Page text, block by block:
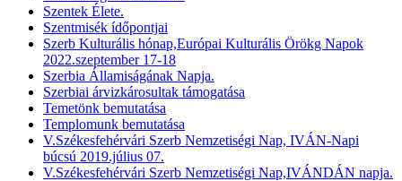
Szentek Élete.
Szentmisék ídőpontjai
Szerb Kulturális hónap,Európai Kulturális Örökg Napok
2022.szeptember 17-18
Szerbia Államiságának Napja.
Szerbiai árvizkárosultak támogatása
Temetönk bemutatása
Templomunk bemutatása
V.Székesfehérvári Szerb Nemzetiségi Nap, IVÁN-Napi
búcsú 2019.július 07.
V.Székesfehérvári Szerb Nemzetiségi Nap,IVÁNDÁN napja.